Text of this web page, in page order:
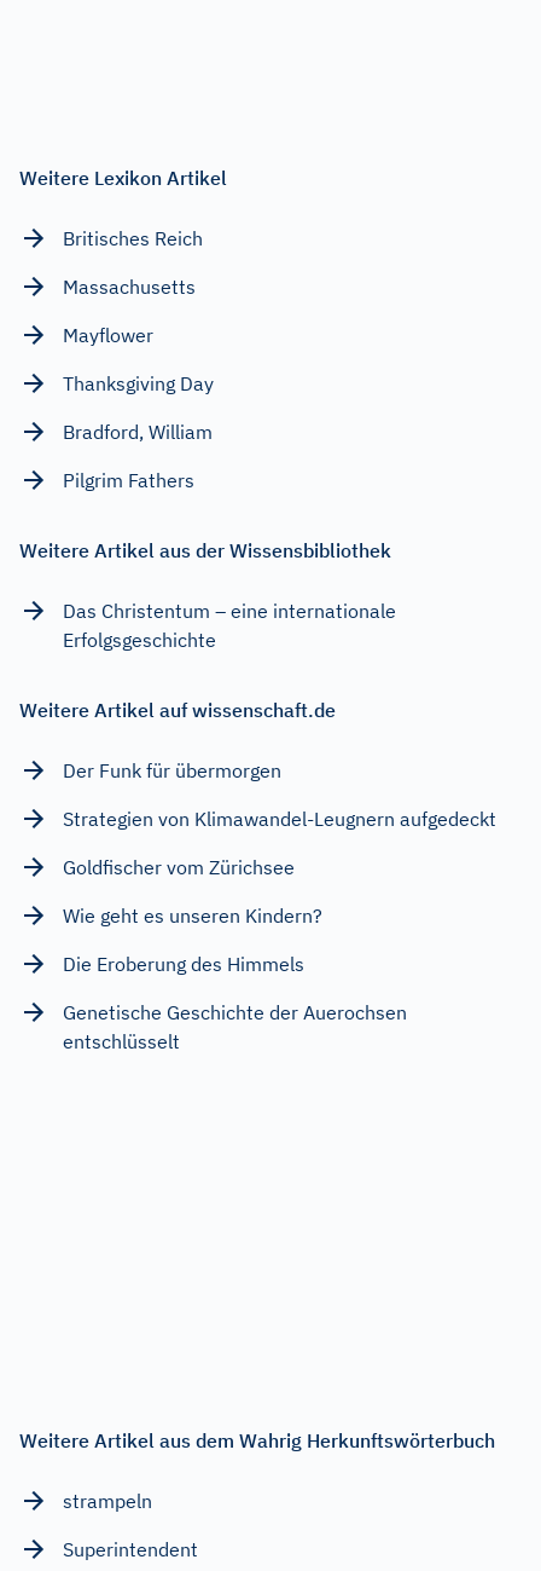
Weitere Lexikon Artikel
Britisches Reich
Massachusetts
Mayflower
Thanksgiving Day
Bradford, William
Pilgrim Fathers
Weitere Artikel aus der Wissensbibliothek
Das Christentum – eine internationale
Erfolgsgeschichte
Weitere Artikel auf wissenschaft.de
Der Funk für übermorgen
Strategien von Klimawandel-Leugnern aufgedeckt
Goldfischer vom Zürichsee
Wie geht es unseren Kindern?
Die Eroberung des Himmels
Genetische Geschichte der Auerochsen
entschlüsselt
Weitere Artikel aus dem Wahrig Herkunftswörterbuch
strampeln
Superintendent